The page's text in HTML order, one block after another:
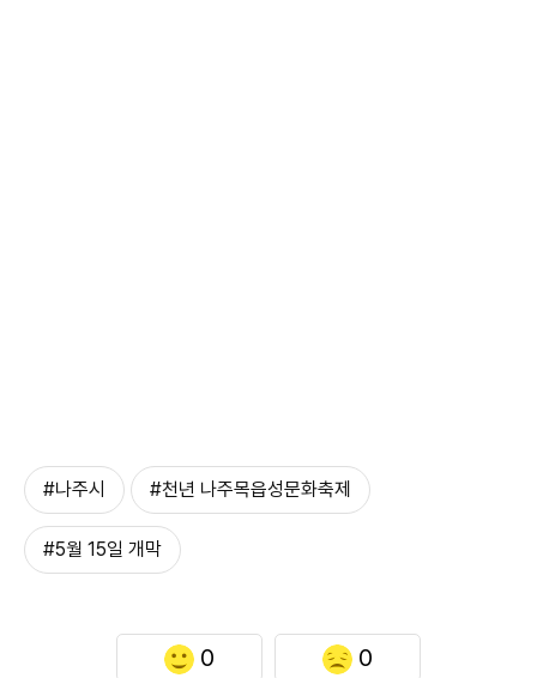
#나주시 #천년 나주목읍성문화축제
#5월 15일 개막
0 0